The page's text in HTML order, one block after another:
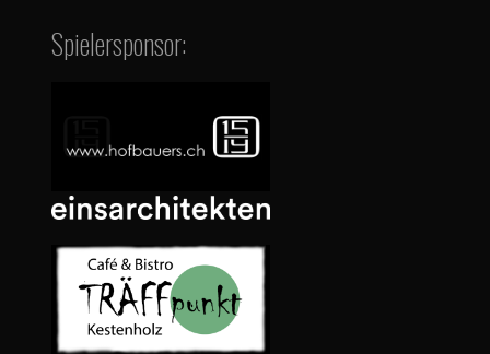
Spielersponsor: